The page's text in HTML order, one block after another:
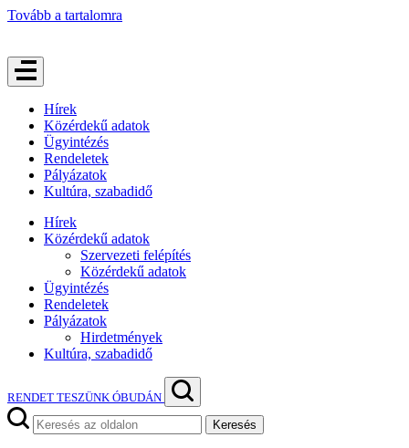
Tovább a tartalomra
Hírek
Közérdekű adatok
Ügyintézés
Rendeletek
Pályázatok
Kultúra, szabadidő
Hírek
Közérdekű adatok
Szervezeti felépítés
Közérdekű adatok
Ügyintézés
Rendeletek
Pályázatok
Hirdetmények
Kultúra, szabadidő
RENDET TESZÜNK ÓBUDÁN
Keresés